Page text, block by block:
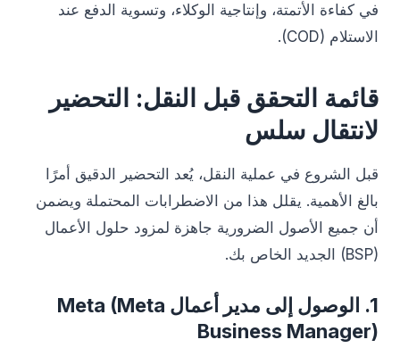
في كفاءة الأتمتة، وإنتاجية الوكلاء، وتسوية الدفع عند
الاستلام (COD).
قائمة التحقق قبل النقل: التحضير
لانتقال سلس
قبل الشروع في عملية النقل، يُعد التحضير الدقيق أمرًا
بالغ الأهمية. يقلل هذا من الاضطرابات المحتملة ويضمن
أن جميع الأصول الضرورية جاهزة لمزود حلول الأعمال
(BSP) الجديد الخاص بك.
1. الوصول إلى مدير أعمال Meta (Meta
Business Manager)